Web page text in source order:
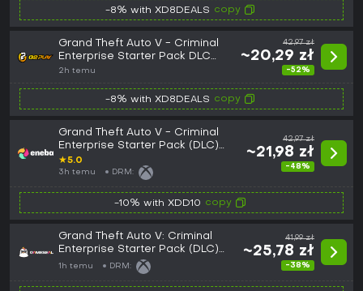
-8% with XD8DEALS copy
Grand Theft Auto V - Criminal
Enterprise Starter Pack DLC
XBOX One CD Key
2h temu
42,97 zł
~20,29 zł
-52%
-8% with XD8DEALS copy
Grand Theft Auto V - Criminal
Enterprise Starter Pack (DLC)
(Xbox One) XBOX LIVE Key
GLOBAL
★5.0
3h temu DRM:
42,97 zł
~21,98 zł
-48%
-10% with XDD10 copy
Grand Theft Auto V: Criminal
Enterprise Starter Pack (DLC)
(Xbox One / Xbox Series X|S)
Xbox Live Key - GLOBAL
1h temu DRM:
41,99 zł
~25,78 zł
-38%